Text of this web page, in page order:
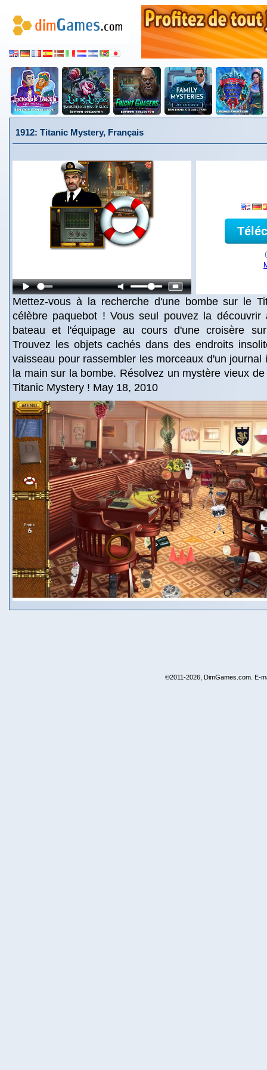
1912: Titanic Mystery, Français
Mettez-vous à la recherche d'une bombe sur le
célèbre paquebot ! Vous seul pouvez la découvrir
bateau et l'équipage au cours d'une croisère
Trouvez les objets cachés dans des endroits
vaisseau pour rassembler les morceaux d'un journal
la main sur la bombe. Résolvez un mystère vieux
Titanic Mystery ! May 18, 2010
©2011-2026, DimGames.com. E-